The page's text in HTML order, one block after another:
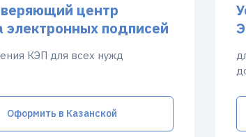
центр
электронных подписей
КЭП для всех нужд
Оформить в Казанской